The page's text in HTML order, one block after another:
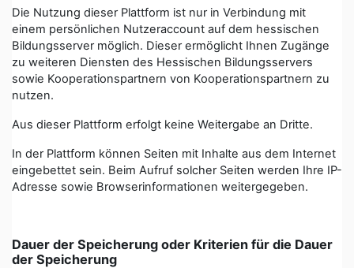
Die Nutzung dieser Plattform ist nur in Verbindung mit
einem persönlichen Nutzeraccount auf dem hessischen
Bildungsserver möglich. Dieser ermöglicht Ihnen Zugänge
zu weiteren Diensten des Hessischen Bildungsservers
sowie Kooperationspartnern von Kooperationspartnern zu
nutzen.
Aus dieser Plattform erfolgt keine Weitergabe an Dritte.
In der Plattform können Seiten mit Inhalte aus dem Internet
eingebettet sein. Beim Aufruf solcher Seiten werden Ihre IP-
Adresse sowie Browserinformationen weitergegeben.
Dauer der Speicherung oder Kriterien für die Dauer
der Speicherung